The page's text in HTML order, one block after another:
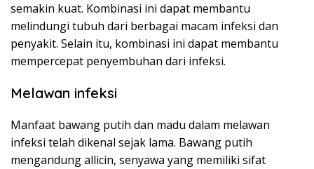
semakin kuat. Kombinasi ini dapat membantu
melindungi tubuh dari berbagai macam infeksi dan
penyakit. Selain itu, kombinasi ini dapat membantu
mempercepat penyembuhan dari infeksi.
Melawan infeksi
Manfaat bawang putih dan madu dalam melawan
infeksi telah dikenal sejak lama. Bawang putih
mengandung allicin, senyawa yang memiliki sifat